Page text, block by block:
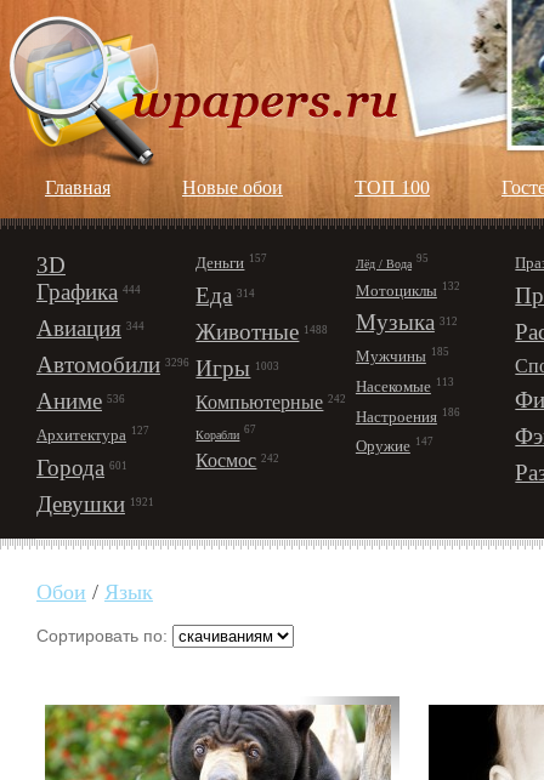
Главная Новые обои ТОП 100
3D
Графика 444
Авиация 344
Автомобили 3296
Аниме 536
Архитектура 127
Города 601
Девушки 1921
Деньги 157
Еда 314
Животные 1488
Игры 1003
Компьютерные 242
Корабли 67
Космос 242
Лёд / Вода 95
Мотоциклы 132
Музыка 312
Мужчины 185
Насекомые 113
Настроения 186
Оружие 147
Обои / Язык
Сортировать по: